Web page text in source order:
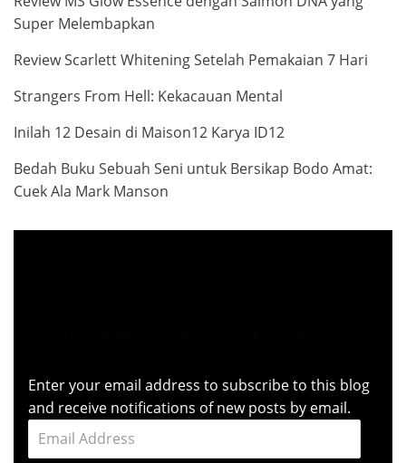
Super Melembapkan
Review Scarlett Whitening Setelah Pemakaian 7 Hari
Strangers From Hell: Kekacauan Mental
Inilah 12 Desain di Maison12 Karya ID12
Bedah Buku Sebuah Seni untuk Bersikap Bodo Amat:
Cuek Ala Mark Manson
Enter your email address to subscribe to this blog
and receive notifications of new posts by email.
Email